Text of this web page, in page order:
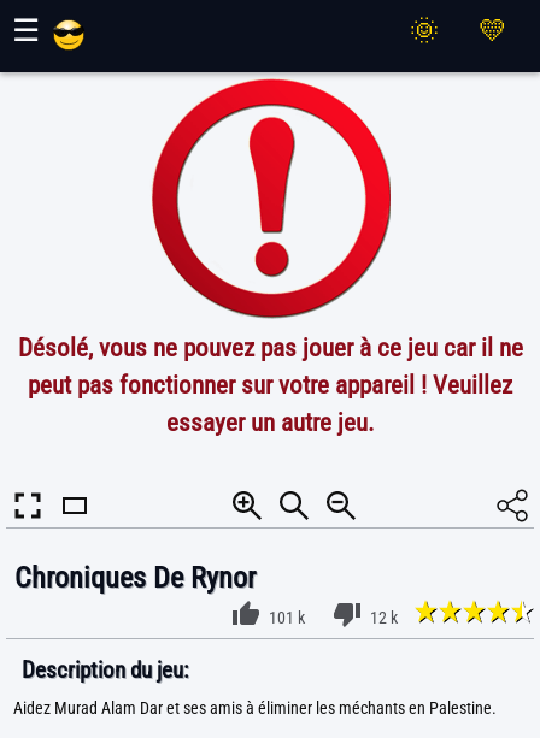
☰
Désolé, vous ne pouvez pas jouer à ce jeu car il ne
peut pas fonctionner sur votre appareil ! Veuillez
essayer un autre jeu.
Chroniques De Rynor
101 k 12 k
Description du jeu:
Aidez Murad Alam Dar et ses amis à éliminer les méchants en Palestine.